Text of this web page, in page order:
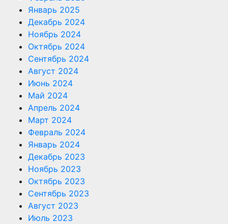
Январь 2025
Декабрь 2024
Ноябрь 2024
Октябрь 2024
Сентябрь 2024
Август 2024
Июнь 2024
Май 2024
Апрель 2024
Март 2024
Февраль 2024
Январь 2024
Декабрь 2023
Ноябрь 2023
Октябрь 2023
Сентябрь 2023
Август 2023
Июль 2023